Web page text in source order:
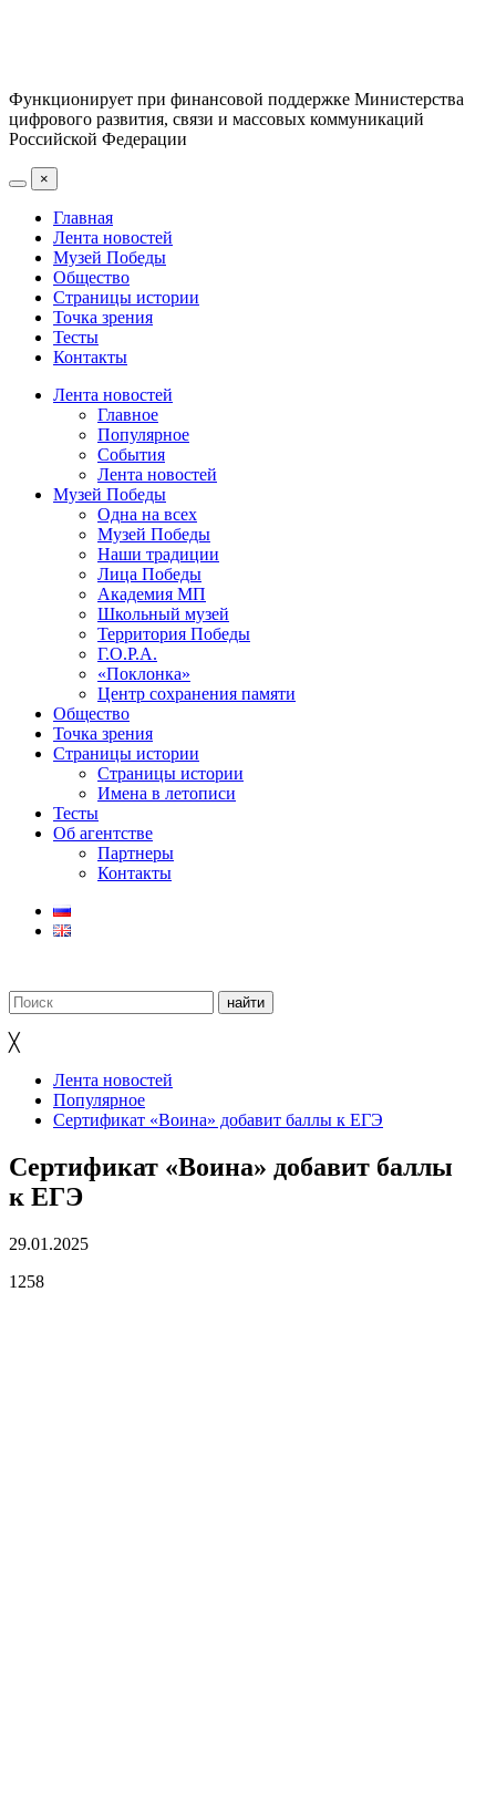
Функционирует при финансовой поддержке Министерства
цифрового развития, связи и массовых коммуникаций
Российской Федерации
×
Главная
Лента новостей
Музей Победы
Общество
Страницы истории
Точка зрения
Тесты
Контакты
Лента новостей
Главное
Популярное
События
Лента новостей
Музей Победы
Одна на всех
Музей Победы
Наши традиции
Лица Победы
Академия МП
Школьный музей
Территория Победы
Г.О.Р.А.
«Поклонка»
Центр сохранения памяти
Общество
Точка зрения
Страницы истории
Страницы истории
Имена в летописи
Тесты
Об агентстве
Партнеры
Контакты
╳
Лента новостей
Популярное
Сертификат «Воина» добавит баллы к ЕГЭ
Сертификат «Воина» добавит баллы
к ЕГЭ
29.01.2025
1258